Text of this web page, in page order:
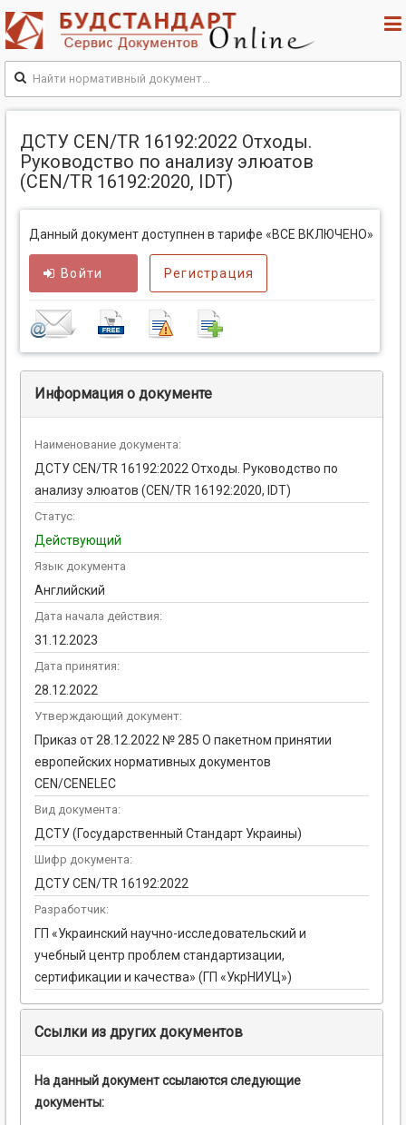
ДСТУ CEN/TR 16192:2022 Отходы.
Руководство по анализу элюатов
(CEN/TR 16192:2020, IDT)
Данный документ доступнен в тарифе «ВСЕ ВКЛЮЧЕНО»
Войти Регистрация
Информация о документе
Наименование документа:
ДСТУ CEN/TR 16192:2022 Отходы. Руководство по
анализу элюатов (CEN/TR 16192:2020, IDT)
Статус:
Действующий
Язык документа
Английский
Дата начала действия:
31.12.2023
Дата принятия:
28.12.2022
Утверждающий документ:
Приказ от 28.12.2022 № 285 О пакетном принятии
европейских нормативных документов
CEN/CENELEC
Вид документа:
ДСТУ (Государственный Стандарт Украины)
Шифр документа:
ДСТУ CEN/TR 16192:2022
Разработчик:
ГП «Украинский научно-исследовательский и
учебный центр проблем стандартизации,
сертификации и качества» (ГП «УкрНИУЦ»)
Ссылки из других документов
На данный документ ссылаются следующие
документы: